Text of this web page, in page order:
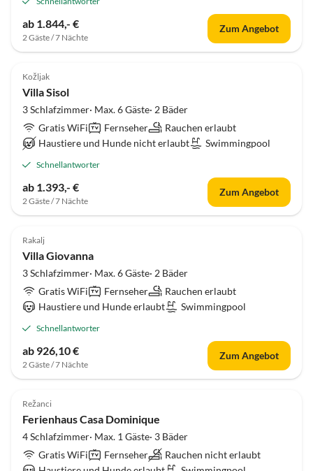
ab 1.844,- €
2 Gäste / 7 Nächte
Zum Angebot
Kožljak
Villa Sisol
3 Schlafzimmer· Max. 6 Gäste· 2 Bäder
Gratis WiFi
Fernseher
Rauchen erlaubt
Haustiere und Hunde nicht erlaubt
Swimmingpool
Schnellantworter
ab 1.393,- €
2 Gäste / 7 Nächte
Zum Angebot
Rakalj
Villa Giovanna
3 Schlafzimmer· Max. 6 Gäste· 2 Bäder
Gratis WiFi
Fernseher
Rauchen erlaubt
Haustiere und Hunde erlaubt
Swimmingpool
Schnellantworter
ab 926,10 €
2 Gäste / 7 Nächte
Zum Angebot
Režanci
Ferienhaus Casa Dominique
4 Schlafzimmer· Max. 1 Gäste· 3 Bäder
Gratis WiFi
Fernseher
Rauchen nicht erlaubt